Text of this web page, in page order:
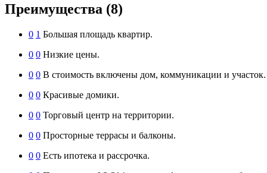
Преимущества (8)
0 1 Большая площадь квартир.
0 0 Низкие цены.
0 0 В стоимость включены дом, коммуникации и участок.
0 0 Красивые домики.
0 0 Торговый центр на территории.
0 0 Просторные террасы и балконы.
0 0 Есть ипотека и рассрочка.